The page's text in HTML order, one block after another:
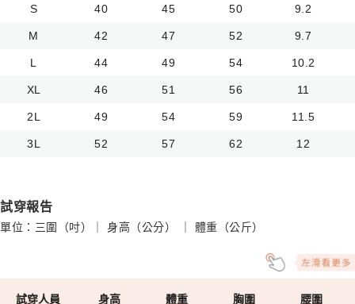
S 40 45 50 9.2
M 42 47 52 9.7
L 44 49 54 10.2
XL 46 51 56 11
2L 49 54 59 11.5
3L 52 57 62 12
試穿報告
單位：三圍（吋）｜ 身高（公分） ｜ 體重（公斤）
試穿人員 身高 體重 胸圍 腰圍